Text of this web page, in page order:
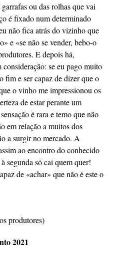
ou das rolhas que vai
é fixado num determinado
não fica atrás do vizinho que
e «se não se vender, bebo-o
E depois há,
se eu pago muito
fim e ser capaz de dizer que o
o vinho me impressionou os
de estar perante um
é rara e temo que não
em relação a muitos dos
a surgir no mercado. A
ao encontro do conhecido
segunda só cai quem quer!
de «achar» que não é este o
produtores)
2021